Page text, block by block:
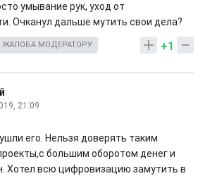
умывание рук, уход от
Очканул дальше мутить свои дела?
+1
ЖАЛОБА МОДЕРАТОРУ
21:09
его. Нельзя доверять таким
большим оборотом денег и
Хотел всю цифровизацию замутить в